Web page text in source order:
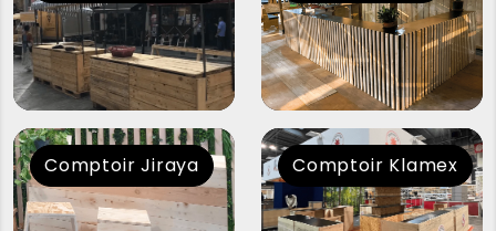
Comptoir Jiraya Comptoir Klamex